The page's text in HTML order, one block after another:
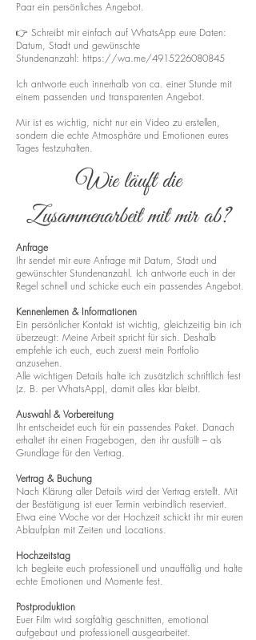
Paar ein persönliches Angebot.
👉 Schreibt mir einfach auf WhatsApp eure Daten:
Datum, Stadt und gewünschte
Stundenanzahl: https://wa.me/4915226080845
Ich antworte euch innerhalb von ca. einer Stunde mit
einem passenden und transparenten Angebot.
Mir ist es wichtig, nicht nur ein Video zu erstellen,
sondern die echte Atmosphäre und Emotionen eures
Tages festzuhalten.
Wie läuft die
Zusammenarbeit mit mir ab?
Anfrage
Ihr sendet mir eure Anfrage mit Datum, Stadt und
gewünschter Stundenanzahl. Ich antworte euch in der
Regel schnell und schicke euch ein passendes Angebot.
Kennenlernen & Informationen
Ein persönlicher Kontakt ist wichtig, gleichzeitig bin ich
überzeugt: Meine Arbeit spricht für sich. Deshalb
empfehle ich euch, euch zuerst mein Portfolio
anzusehen.
Alle wichtigen Details halte ich zusätzlich schriftlich fest
(z. B. per WhatsApp), damit alles klar bleibt.
Auswahl & Vorbereitung
Ihr entscheidet euch für ein passendes Paket. Danach
erhaltet ihr einen Fragebogen, den ihr ausfüllt – als
Grundlage für den Vertrag.
Vertrag & Buchung
Nach Klärung aller Details wird der Vertrag erstellt. Mit
der Bestätigung ist euer Termin verbindlich reserviert.
Etwa eine Woche vor der Hochzeit schickt ihr mir euren
Ablaufplan mit Zeiten und Locations.
Hochzeitstag
Ich begleite euch professionell und unauffällig und halte
echte Emotionen und Momente fest.
Postproduktion
Euer Film wird sorgfältig geschnitten, emotional
aufgebaut und professionell ausgearbeitet.